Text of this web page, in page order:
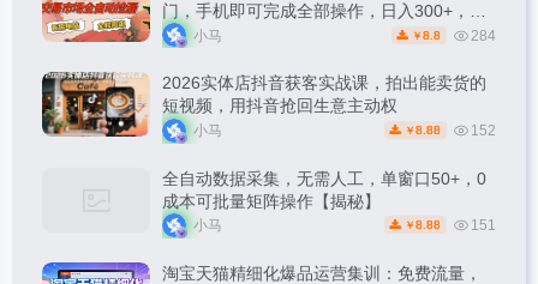
门，手机即可完成全部操作，日入300+，轻
松副业【揭秘】
小马 ￥ 8.8 284
2026实体店抖音获客实战课，拍出能卖货的
短视频，用抖音抢回生意主动权
小马 ￥ 8.88 152
全自动数据采集，无需人工，单窗口50+，0
成本可批量矩阵操作【揭秘】
小马 ￥ 8.88 151
淘宝天猫精细化爆品运营集训：免费流量，